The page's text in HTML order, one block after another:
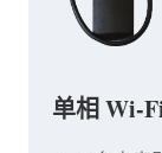
单相 Wi-